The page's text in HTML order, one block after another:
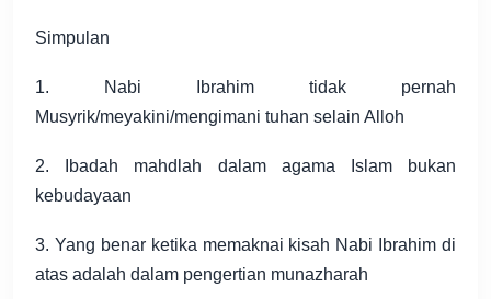
Simpulan
1. Nabi Ibrahim tidak pernah
Musyrik/meyakini/mengimani tuhan selain Alloh
2. Ibadah mahdlah dalam agama Islam bukan
kebudayaan
3. Yang benar ketika memaknai kisah Nabi Ibrahim di
atas adalah dalam pengertian munazharah